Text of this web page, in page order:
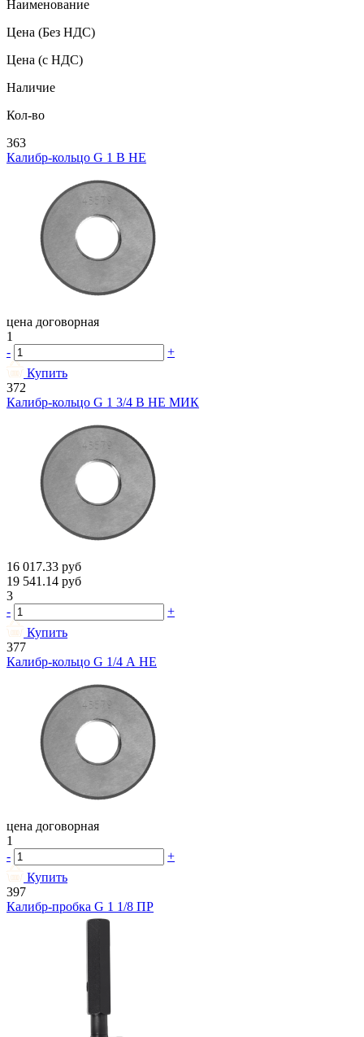
Наименование
Цена (Без НДС)
Цена (с НДС)
Наличие
Кол-во
363
Калибр-кольцо G 1 В НЕ
цена договорная
1
-
+
Купить
372
Калибр-кольцо G 1 3/4 В НЕ МИК
16 017.33 руб
19 541.14 руб
3
-
+
Купить
377
Калибр-кольцо G 1/4 А НЕ
цена договорная
1
-
+
Купить
397
Калибр-пробка G 1 1/8 ПР